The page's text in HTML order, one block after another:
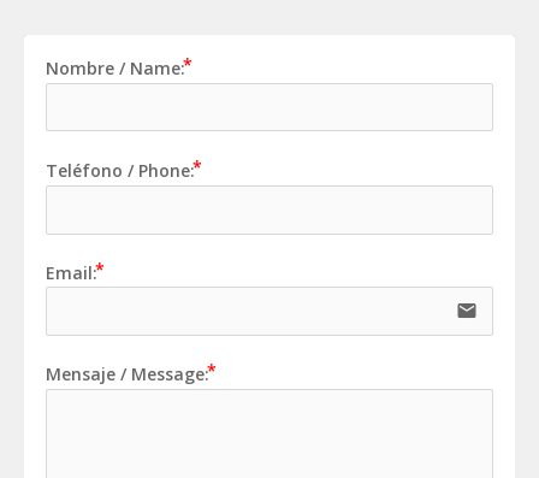
Nombre / Name:
Teléfono / Phone:
Email:
email
Mensaje / Message: